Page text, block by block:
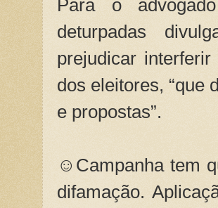
Para o
deturpadas
prejudicar
dos eleitores, “que
e propostas”.
☺Campanha tem
difamação.